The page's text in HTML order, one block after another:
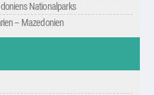
Nationalparks
– Mazedonien